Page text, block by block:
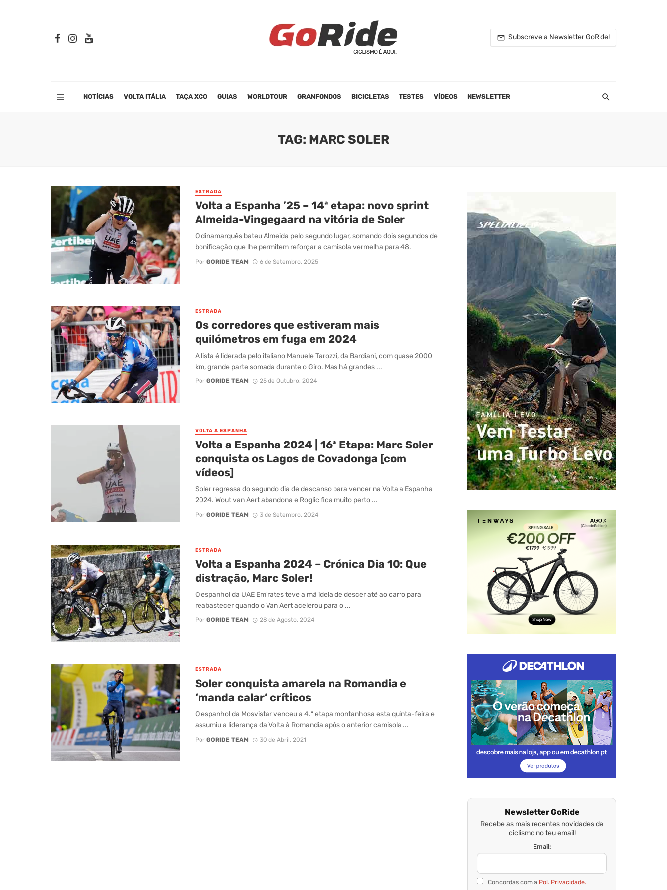
Subscreve a Newsletter GoRide!
NOTÍCIAS VOLTA ITÁLIA TAÇA XCO GUIAS WORLDTOUR GRANFONDOS BICICLETAS TESTES VÍDEOS NEWSLETTER
TAG: MARC SOLER
ESTRADA
Volta a Espanha ’25 – 14ª etapa: novo sprint
Almeida-Vingegaard na vitória de Soler
O dinamarquês bateu Almeida pelo segundo lugar, somando dois segundos de
bonificação que lhe permitem reforçar a camisola vermelha para 48.
Por GORIDE TEAM 6 de Setembro, 2025
ESTRADA
Os corredores que estiveram mais
quilómetros em fuga em 2024
A lista é liderada pelo italiano Manuele Tarozzi, da Bardiani, com quase 2000
km, grande parte somada durante o Giro. Mas há grandes ...
Por GORIDE TEAM 25 de Outubro, 2024
VOLTA A ESPANHA
Volta a Espanha 2024 | 16ª Etapa: Marc Soler
conquista os Lagos de Covadonga [com
vídeos]
Soler regressa do segundo dia de descanso para vencer na Volta a Espanha
2024. Wout van Aert abandona e Roglic fica muito perto ...
Por GORIDE TEAM 3 de Setembro, 2024
ESTRADA
Volta a Espanha 2024 – Crónica Dia 10: Que
distração, Marc Soler!
O espanhol da UAE Emirates teve a má ideia de descer até ao carro para
reabastecer quando o Van Aert acelerou para o ...
Por GORIDE TEAM 28 de Agosto, 2024
ESTRADA
Soler conquista amarela na Romandia e
‘manda calar’ críticos
O espanhol da Mosvistar venceu a 4.ª etapa montanhosa esta quinta-feira e
assumiu a liderança da Volta à Romandia após o anterior camisola ...
Por GORIDE TEAM 30 de Abril, 2021
Newsletter GoRide
Recebe as mais recentes novidades de
ciclismo no teu email!
Email:
Concordas com a Pol. Privacidade.